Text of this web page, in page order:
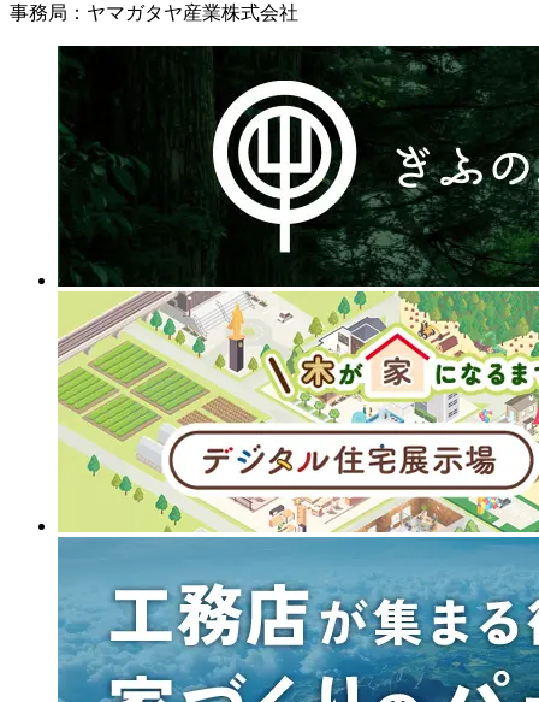
事務局：ヤマガタヤ産業株式会社